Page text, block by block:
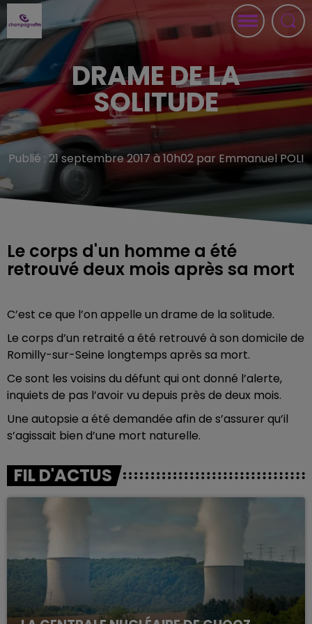
DRAME DE LA
SOLITUDE
Publié : 21 septembre 2017 à 10h02 par Emmanuel POLI
Le corps d'un homme a été
retrouvé deux mois après sa mort
C’est ce que l’on appelle un drame de la solitude.
Le corps d’un retraité a été retrouvé à son domicile de
Romilly-sur-Seine longtemps après sa mort.
Ce sont les voisins du défunt qui ont donné l’alerte,
inquiets de pas l’avoir vu depuis près de deux mois.
Une autopsie a été demandée afin de s’assurer qu’il
s’agissait bien d’une mort naturelle.
FIL D'ACTUS